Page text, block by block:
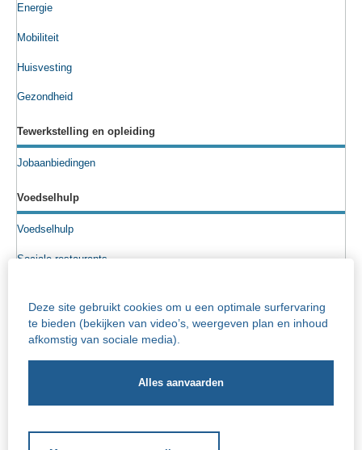
Deze site gebruikt cookies om u een optimale surfervaring
te bieden (bekijken van video’s, weergeven plan en inhoud
afkomstig van sociale media).
Energie
Mobiliteit
Huisvesting
Gezondheid
Tewerkstelling en opleiding
Jobaanbiedingen
Voedselhulp
Voedselhulp
Sociale restaurants
Sociale kruidenier